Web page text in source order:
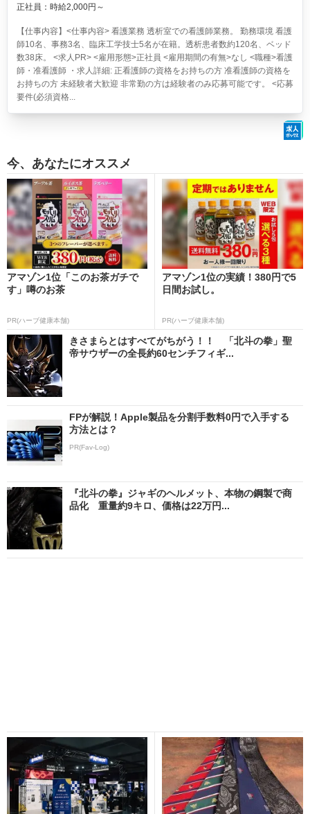
正社員：時給2,000円～
【仕事内容】<仕事内容> 看護業務 透析室での看護師業務。 勤務環境 看護
師10名、事務3名、臨床工学技士5名が在籍。透析患者数約120名、ベッド
数38床。 <求人PR> <雇用形態>正社員 <雇用期間の有無>なし <職種>看護
師・准看護師 ・求人詳細: 正看護師の資格をお持ちの方 准看護師の資格を
お持ちの方 未経験者大歓迎 非常勤の方は経験者のみ応募可能です。 <応募
要件(必須資格...
今、あなたにオススメ
アマゾン1位「このお茶ガチで
す」噂のお茶
PR(ハーブ健康本舗)
アマゾン1位の実績！380円で5
日間お試し。
PR(ハーブ健康本舗)
きさまらとはすべてがちがう！！ 「北斗の拳」聖
帝サウザーの全長約60センチフィギ...
FPが解説！Apple製品を分割手数料0円で入手する
方法とは？
PR(Fav-Log)
『北斗の拳』ジャギのヘルメット、本物の鋼製で商
品化 重量約9キロ、価格は22万円...